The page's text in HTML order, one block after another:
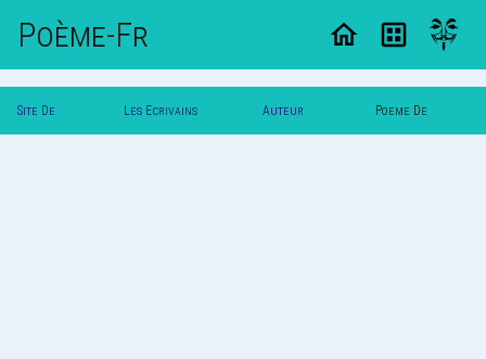
Poème-Fr
Site De Les Ecrivains Auteur Poeme De